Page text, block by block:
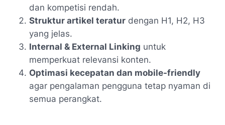
dan kompetisi rendah.
Struktur artikel teratur dengan H1, H2, H3
yang jelas.
Internal & External Linking untuk
memperkuat relevansi konten.
Optimasi kecepatan dan mobile-friendly
agar pengalaman pengguna tetap nyaman di
semua perangkat.